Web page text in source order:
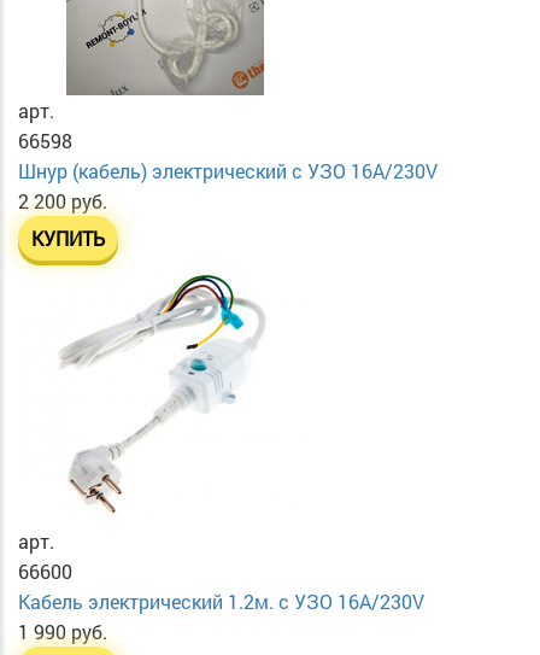
арт.
66598
Шнур (кабель) электрический с УЗО 16А/230V
2 200 руб.
КУПИТЬ
арт.
66600
Кабель электрический 1.2м. с УЗО 16А/230V
1 990 руб.